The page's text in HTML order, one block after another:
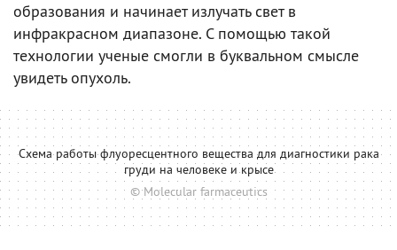
образования и начинает излучать свет в
инфракрасном диапазоне. С помощью такой
технологии ученые смогли в буквальном смысле
увидеть опухоль.
Схема работы флуоресцентного вещества для диагностики рака
груди на человеке и крысе
© Molecular farmaceutics